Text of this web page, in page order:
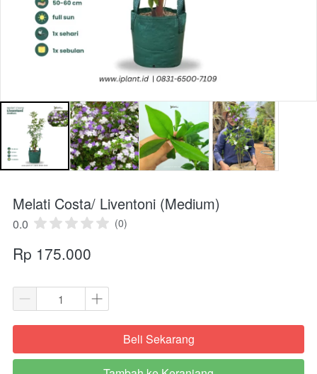
Melati Costa/ Liventoni (Medium)
0.0 (0)
Rp 175.000
`Beli Sekarang